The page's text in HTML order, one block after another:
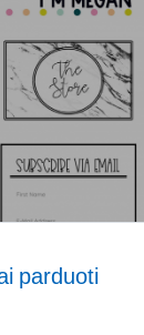
parduoti